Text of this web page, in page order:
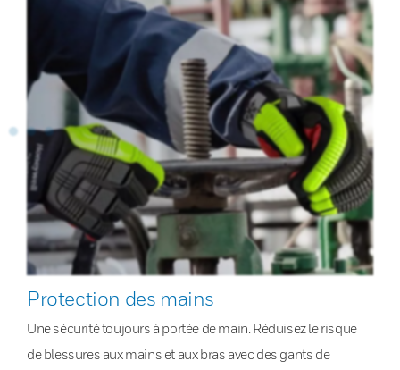
Protection des mains
Une sécurité toujours à portée de main. Réduisez le risque
de blessures aux mains et aux bras avec des gants de